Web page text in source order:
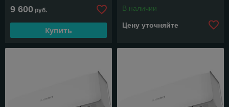
9 600 руб.
Купить
В наличии
Цену уточняйте